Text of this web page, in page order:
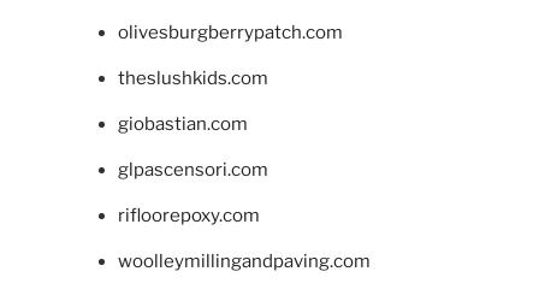
olivesburgberrypatch.com
theslushkids.com
giobastian.com
glpascensori.com
rifloorepoxy.com
woolleymillingandpaving.com